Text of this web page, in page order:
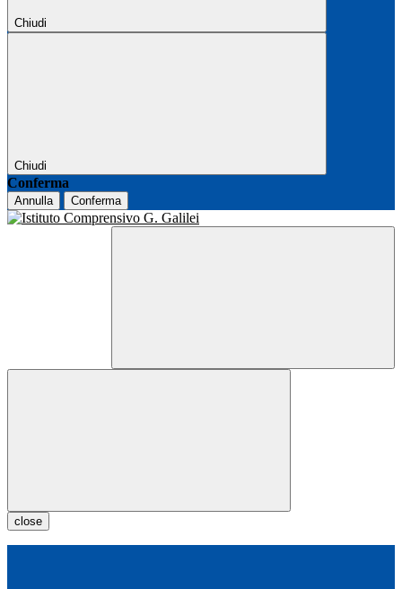
Chiudi
Chiudi
Conferma
Annulla Conferma
close